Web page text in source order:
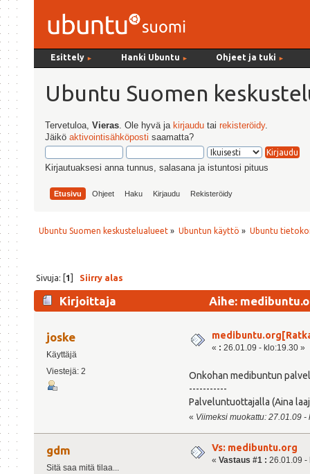
Esittely ► Hanki Ubuntu ► Ohjeet ja tuki ►
Ubuntu Suomen
Tervetuloa,Vieras . Ole hyvä ja kirjaudu tairekisteröidy.
Jäiköaktivointisähköposti saamatta?
Kirjautuaksesi anna tunnus, salasana ja istuntosi pituus
Etusivu Ohjeet Haku Kirjaudu Rekisteröidy
Ubuntu Suomen keskustelualueet » Ubuntun käyttö » Ubuntu
Sivuja: [1] Siirry alas
Kirjoittaja Aihe:
joske
Käyttäjä
Viestejä: 2
« : 26.01.09 - klo:19.30 »
Onkohan medibuntun
-----------
Palveluntuottajalla (Aina
« Viimeksi muokattu: 27.01.09
gdm
Sitä saa mitä tilaa...
Vs: medibuntu.org
« Vastaus #1 : 26.01.09 -